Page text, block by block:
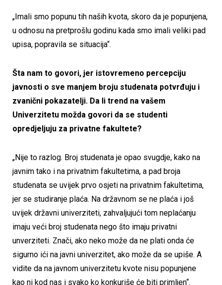
„Imali smo popunu tih naših kvota, skoro da je popunjena,
u odnosu na pretprošlu godinu kada smo imali veliki pad
upisa, popravila se situacija“.
Šta nam to govori, jer istovremeno percepciju
javnosti o sve manjem broju studenata potvrđuju i
zvanični pokazatelji. Da li trend na vašem
Univerzitetu možda govori da se studenti
opredjeljuju za privatne fakultete?
„Nije to razlog. Broj studenata je opao svugdje, kako na
javnim tako i na privatnim fakultetima, a pad broja
studenata se uvijek prvo osjeti na privatnim fakultetima,
jer se studiranje plaća. Na državnom se ne plaća i još
uvijek državni univerziteti, zahvaljujući tom neplaćanju
imaju veći broj studenata nego što imaju privatni
unverziteti. Znači, ako neko može da ne plati onda će
sigurno ići na javni univerzitet, ako može da se upiše. A
vidite da na javnom univerzitetu kvote nisu popunjene
kao ni kod nas i svako ko konkuriše će biti primljen“.